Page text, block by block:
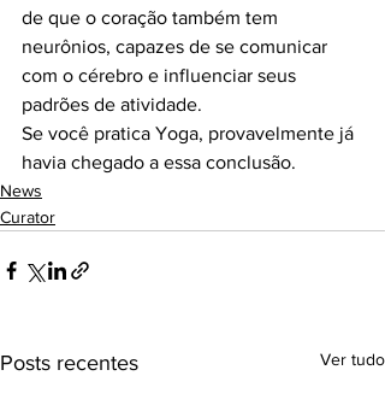
de que o coração também tem
neurônios, capazes de se comunicar
com o cérebro e influenciar seus
padrões de atividade.
Se você pratica Yoga, provavelmente já
havia chegado a essa conclusão.
News
Curator
Posts recentes Ver tudo